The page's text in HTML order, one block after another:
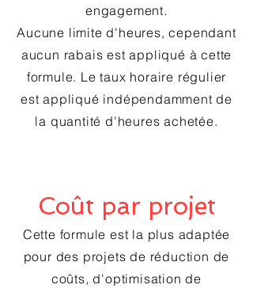
engagement.
Aucune limite d'heures, cependant
aucun rabais est appliqué à cette
formule. Le taux horaire régulier
est appliqué indépendamment de
la quantité d'heures achetée.
Coût par projet
Cette formule est la plus adaptée
pour des projets de réduction de
coûts, d'optimisation de